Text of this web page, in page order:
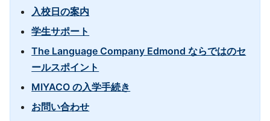
入校日の案内
学生サポート
The Language Company Edmond ならではのセ
ールスポイント
MIYACO の入学手続き
お問い合わせ